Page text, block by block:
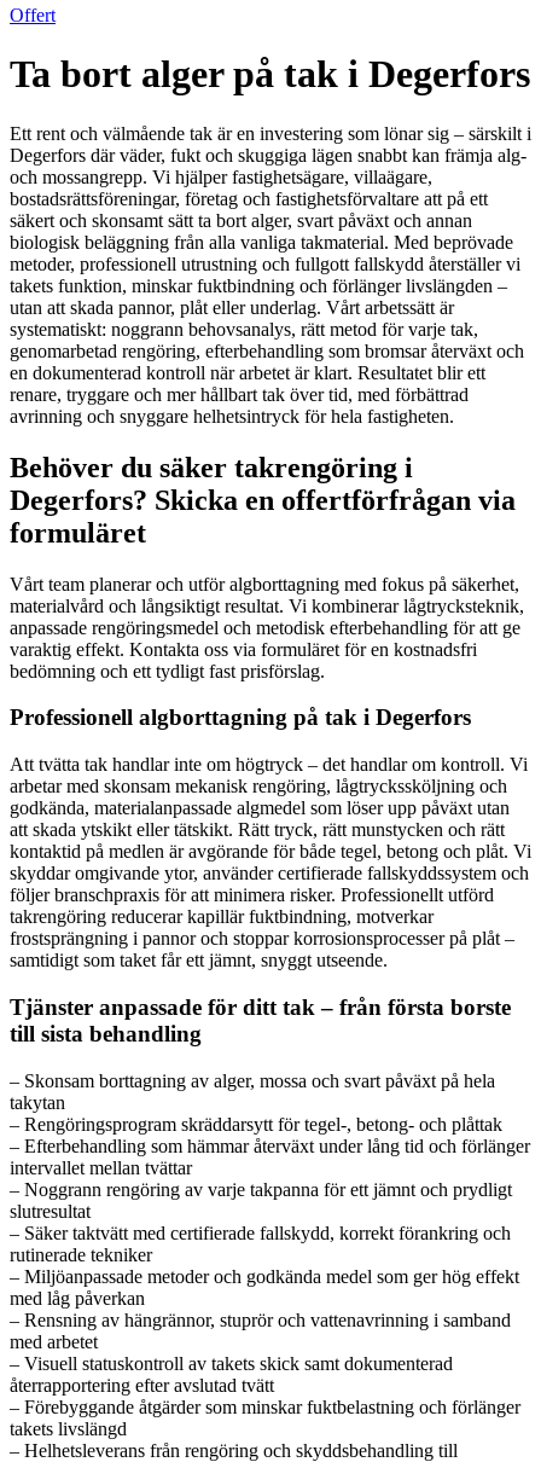
Offert
Ta bort alger på tak i Degerfors
Ett rent och välmående tak är en investering som lönar sig – särskilt i
Degerfors där väder, fukt och skuggiga lägen snabbt kan främja alg-
och mossangrepp. Vi hjälper fastighetsägare, villaägare,
bostadsrättsföreningar, företag och fastighetsförvaltare att på ett
säkert och skonsamt sätt ta bort alger, svart påväxt och annan
biologisk beläggning från alla vanliga takmaterial. Med beprövade
metoder, professionell utrustning och fullgott fallskydd återställer vi
takets funktion, minskar fuktbindning och förlänger livslängden –
utan att skada pannor, plåt eller underlag. Vårt arbetssätt är
systematiskt: noggrann behovsanalys, rätt metod för varje tak,
genomarbetad rengöring, efterbehandling som bromsar återväxt och
en dokumenterad kontroll när arbetet är klart. Resultatet blir ett
renare, tryggare och mer hållbart tak över tid, med förbättrad
avrinning och snyggare helhetsintryck för hela fastigheten.
Behöver du säker takrengöring i
Degerfors? Skicka en offertförfrågan via
formuläret
Vårt team planerar och utför algborttagning med fokus på säkerhet,
materialvård och långsiktigt resultat. Vi kombinerar lågtrycksteknik,
anpassade rengöringsmedel och metodisk efterbehandling för att ge
varaktig effekt. Kontakta oss via formuläret för en kostnadsfri
bedömning och ett tydligt fast prisförslag.
Professionell algborttagning på tak i Degerfors
Att tvätta tak handlar inte om högtryck – det handlar om kontroll. Vi
arbetar med skonsam mekanisk rengöring, lågtryckssköljning och
godkända, materialanpassade algmedel som löser upp påväxt utan
att skada ytskikt eller tätskikt. Rätt tryck, rätt munstycken och rätt
kontaktid på medlen är avgörande för både tegel, betong och plåt. Vi
skyddar omgivande ytor, använder certifierade fallskyddssystem och
följer branschpraxis för att minimera risker. Professionellt utförd
takrengöring reducerar kapillär fuktbindning, motverkar
frostsprängning i pannor och stoppar korrosionsprocesser på plåt –
samtidigt som taket får ett jämnt, snyggt utseende.
Tjänster anpassade för ditt tak – från första borste
till sista behandling
– Skonsam borttagning av alger, mossa och svart påväxt på hela
takytan
– Rengöringsprogram skräddarsytt för tegel-, betong- och plåttak
– Efterbehandling som hämmar återväxt under lång tid och förlänger
intervallet mellan tvättar
– Noggrann rengöring av varje takpanna för ett jämnt och prydligt
slutresultat
– Säker taktvätt med certifierade fallskydd, korrekt förankring och
rutinerade tekniker
– Miljöanpassade metoder och godkända medel som ger hög effekt
med låg påverkan
– Rensning av hängrännor, stuprör och vattenavrinning i samband
med arbetet
– Visuell statuskontroll av takets skick samt dokumenterad
återrapportering efter avslutad tvätt
– Förebyggande åtgärder som minskar fuktbelastning och förlänger
takets livslängd
– Helhetsleverans från rengöring och skyddsbehandling till